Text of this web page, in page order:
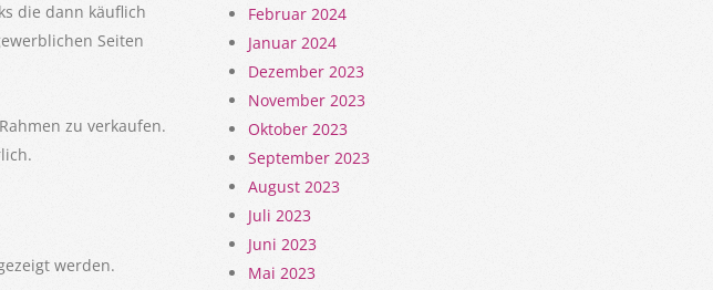
die dann käuflich
Seiten
zu verkaufen.
werden.
Februar 2024
Januar 2024
Dezember 2023
November 2023
Oktober 2023
September 2023
August 2023
Juli 2023
Juni 2023
Mai 2023